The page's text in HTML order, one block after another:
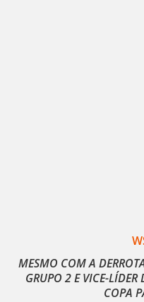
MESMO COM A
GRUPO 2 E VICE-
COPA